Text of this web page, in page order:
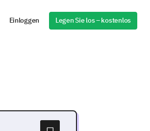
Einloggen Legen Sie los – kostenlos